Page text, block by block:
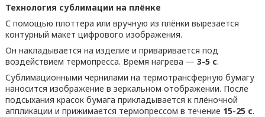
Технология сублимации на плёнке
С помощью плоттера или вручную из плёнки вырезается
контурный макет цифрового изображения.
Он накладывается на изделие и приваривается под
воздействием термопресса. Время нагрева — 3-5 с.
Сублимационными чернилами на термотрансферную бумагу
наносится изображение в зеркальном отображении. После
подсыхания красок бумага прикладывается к плёночной
аппликации и прижимается термопрессом в течение 15-25 с.